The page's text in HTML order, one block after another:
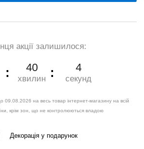
акції залишилося:
40
хвилин
3
секунд
09.08.2026 на весь товар інтернет-магазину на всій
крім зон, що не контролюються владою
Декорація у подарунок